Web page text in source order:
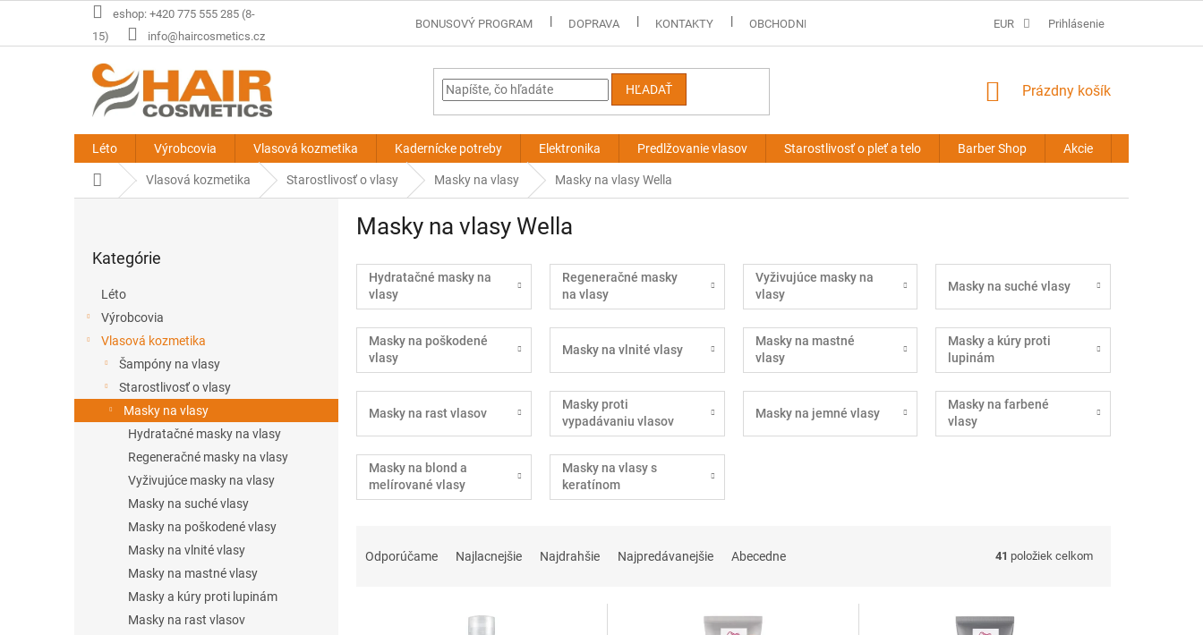
eshop: +420 775 555 285 (8-
15)
info@haircosmetics.cz
BONUSOVÝ PROGRAM DOPRAVA KONTAKTY OBCHODNÉ PODMIENKY PREDLŽOVANIE VLASOV - OBCHODNÉ PODMIENKY
EUR Prihlásenie
HĽADAŤ
NÁKUPNÝ
Prázdny košík
Léto Výrobcovia Vlasová kozmetika Kadernícke potreby Elektronika Predlžovanie vlasov Starostlivosť o pleť a telo Barber Shop Akcie
DomovVlasová kozmetika Starostlivosť o vlasy Masky na vlasy Masky na vlasy Wella
kategórie
Kategórie
Léto
Výrobcovia
Vlasová kozmetika
Šampóny na vlasy
Starostlivosť o vlasy
Masky na vlasy
Hydratačné masky na vlasy
Regeneračné masky na vlasy
Vyživujúce masky na vlasy
Masky na suché vlasy
Masky na poškodené vlasy
Masky na vlnité vlasy
Masky na mastné vlasy
Masky a kúry proti lupinám
Masky na rast vlasov
Masky na vlasy Wella
Hydratačné masky na
vlasy
Regeneračné masky
na vlasy
Vyživujúce masky na
vlasy
Masky na suché vlasy
Masky na poškodené
vlasy
Masky na vlnité vlasy
Masky na mastné
vlasy
Masky a kúry proti
lupinám
Masky na rast vlasov
Masky proti
vypadávaniu vlasov
Masky na jemné vlasy
Masky na farbené
vlasy
Masky na blond a
melírované vlasy
Masky na vlasy s
keratínom
Odporúčame Najlacnejšie Najdrahšie Najpredávanejšie Abecedne 41 položiek celkom